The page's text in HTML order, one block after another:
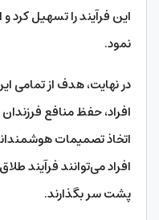
این فرآیند را تسهیل
نمود.
در نهایت، هدف از تمامی
افراد، حفظ منافع
اتخاذ تصمیمات
افراد می‌توانند فرآیند
پشت سر بگذارند.